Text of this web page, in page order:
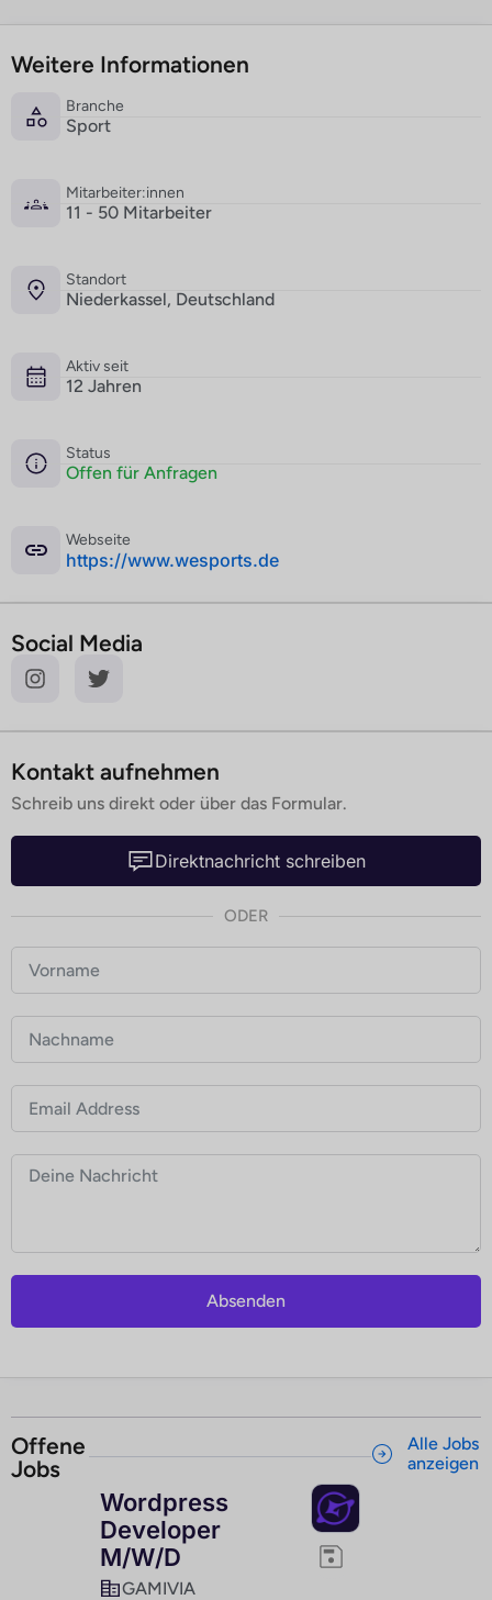
Weitere Informationen
Branche
Sport
Mitarbeiter:innen
11 - 50 Mitarbeiter
Standort
Niederkassel, Deutschland
Aktiv seit
12 Jahren
Status
Offen für Anfragen
Webseite
­https://www.wesports.de
Social Media
Kontakt aufnehmen
Schreib uns direkt oder über das Formular.
Direktnachricht schreiben
ODER
Absenden
Offene
Jobs
Wordpress
Developer
M/W/D
GAMIVIA
Alle Jobs
anzeigen